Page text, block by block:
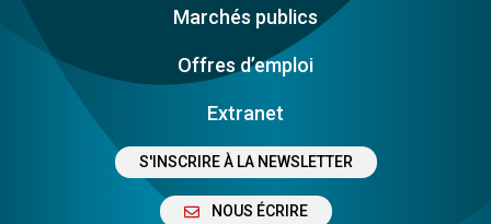
Marchés publics
Offres d’emploi
Extranet
S'INSCRIRE À LA NEWSLETTER
NOUS ÉCRIRE